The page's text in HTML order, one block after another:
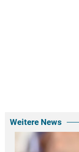
Weitere News